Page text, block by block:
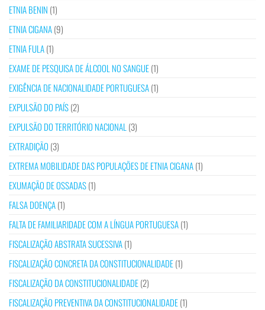
ETNIA BENIN (1)
ETNIA CIGANA(9)
ETNIA FULA(1)
EXAME DE PESQUISA DE ÁLCOOL NO SANGUE(1)
EXIGÊNCIA DE NACIONALIDADE PORTUGUESA(1)
EXPULSÃO DO PAÍS(2)
EXPULSÃO DO TERRITÓRIO NACIONAL (3)
EXTRADIÇÃO (3)
EXTREMA MOBILIDADE DAS POPULAÇÕES DE ETNIA CIGANA(1)
EXUMAÇÃO DE OSSADAS(1)
FALSA DOENÇA(1)
FALTA DE FAMILIARIDADE COM A LÍNGUA PORTUGUESA(1)
FISCALIZAÇÃO ABSTRATA SUCESSIVA(1)
FISCALIZAÇÃO CONCRETA DA CONSTITUCIONALIDADE(1)
FISCALIZAÇÃO DA CONSTITUCIONALIDADE(2)
FISCALIZAÇÃO PREVENTIVA DA CONSTITUCIONALIDADE(1)